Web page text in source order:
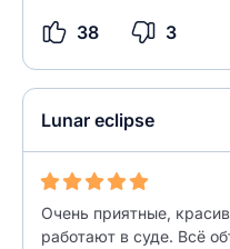
38 3
Lunar eclipse
Очень приятные,
работают в суде. Всё
разрешить